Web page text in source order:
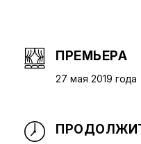
ПРЕМЬЕРА
27 мая 2019 года